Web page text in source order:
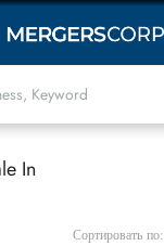
In
Сортировать по: